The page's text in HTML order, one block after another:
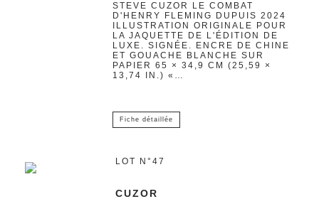
STEVE CUZOR LE COMBAT
D'HENRY FLEMING DUPUIS 2024
ILLUSTRATION ORIGINALE POUR
LA JAQUETTE DE L'ÉDITION DE
LUXE. SIGNÉE. ENCRE DE CHINE
ET GOUACHE BLANCHE SUR
PAPIER 65 × 34,9 CM (25,59 ×
13,74 IN.) «…
Fiche détaillée
LOT N°47
CUZOR